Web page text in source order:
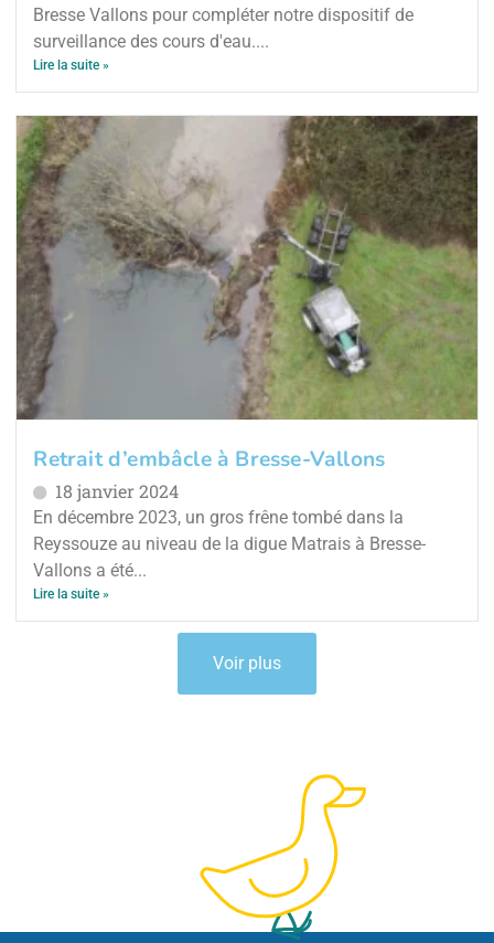
Bresse Vallons pour compléter notre dispositif de
surveillance des cours d'eau....
Lire la suite »
Retrait d’embâcle à Bresse-Vallons
18 janvier 2024
En décembre 2023, un gros frêne tombé dans la
Reyssouze au niveau de la digue Matrais à Bresse-
Vallons a été...
Lire la suite »
Voir plus